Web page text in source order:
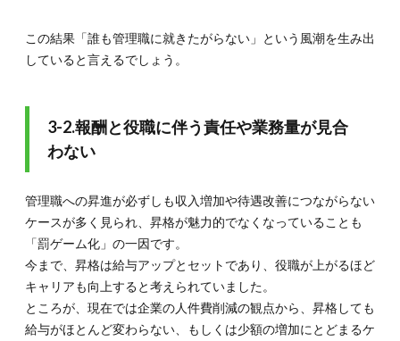
この結果「誰も管理職に就きたがらない」という風潮を生み出
していると言えるでしょう。
3-2.報酬と役職に伴う責任や業務量が見合
わない
管理職への昇進が必ずしも収入増加や待遇改善につながらない
ケースが多く見られ、昇格が魅力的でなくなっていることも
「罰ゲーム化」の一因です。
今まで、昇格は給与アップとセットであり、役職が上がるほど
キャリアも向上すると考えられていました。
ところが、現在では企業の人件費削減の観点から、昇格しても
給与がほとんど変わらない、もしくは少額の増加にとどまるケ